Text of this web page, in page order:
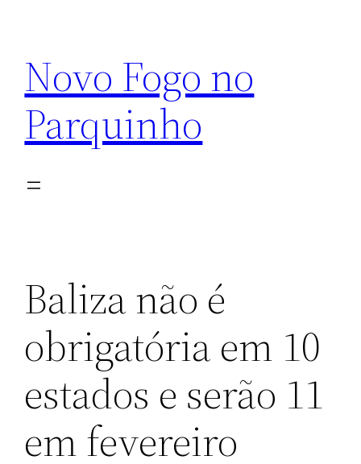
conteúdo
Novo Fogo no
Parquinho
Baliza não é
obrigatória em 10
estados e serão 11
em fevereiro